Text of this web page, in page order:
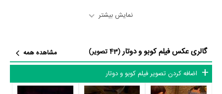
توسطChris ButlerوMarc Haimesنوشته شده است.
در خلاصه داستانی که یا از سوی تیم رسانه‌ای اثر و یا توسط دیگر رسانه‌ها درباره
داستان کوبو و دوتار منتشر شده است، می‌خوانیم: «یک پسر نوجوان به نام
نمایش بیشتر
گالری عکس فیلم کوبو و دوتار(43 تصویر)
مشاهده همه
اضافه کردن تصویر فیلم کوبو و دوتار